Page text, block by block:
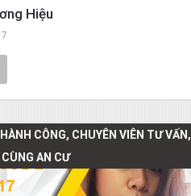
Hiệu
CÔNG, CHUYÊN VIÊN TƯ VẤN,
AN CƯ